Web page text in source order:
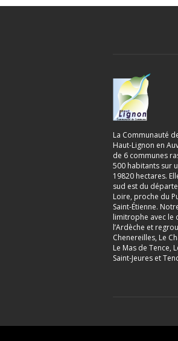
La Communauté
Haut-Lignon en
de 6 communes
500 habitants sur
19820 hectares.
sud est du
Loire, proche du
Saint-Étienne.
limitrophe avec le
l’Ardèche et
Chenereilles, Le
Le Mas de Tence,
Saint-Jeures et